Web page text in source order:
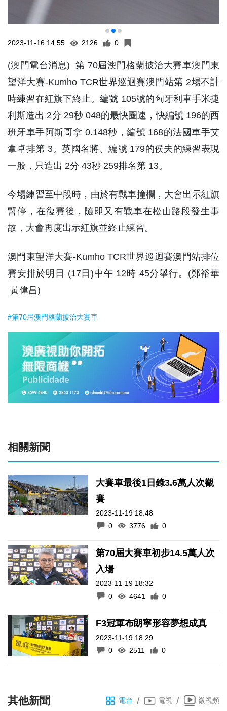
2023-11-16 14:55 2126 0
(澳門電台消息) 第 70屆澳門格蘭披治大賽車澳門東
望洋大賽-Kumho TCR世界巡迴賽澳門站第 2場不計
時練習在紅旗下終止。編號 105號的匈牙利車手米捷
利斯造出 2分 29秒 048的最快圈速，快編號 196的西
班牙車手阿斯哥拿 0.148秒，編號 168的法國車手艾
拿卓排第 3。英國名將、編號 179的侯夫的練習表現
一般，只造出 2分 43秒 259排名第 13。
今場練習至中段時，由於有戰車撞欄，大會出示紅旗
暫停，在復賽後，隨即又有戰車在松山路段發生事
故，大會再度出示紅旗並終止練習。
澳門東望洋大賽-Kumho TCR世界巡迴賽澳門站排位
賽安排於明日 (17日)中午 12時 45分舉行。(鄭裕華
黃偉昌)
#第70屆澳門格蘭披治大賽車
相關新聞
大賽車最後1日錄3.6萬人次觀
賽
2023-11-19 18:48
0
3776 0
第70屆大賽車初步14.5萬人次
入場
2023-11-19 18:32
0
4641 0
F3冠軍布朗寧形容夢想成真
2023-11-19 18:29
0
2511 0
其他新聞 電台 / 電視 / 微視頻